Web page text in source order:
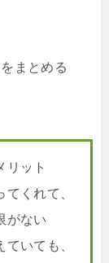
まとめる
リット
てくれて、
がない
ていても、